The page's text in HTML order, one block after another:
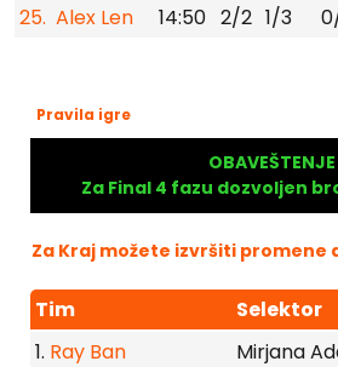
25. Alex Len 14:50 2/2 1/3
Pravila igre
OBAVEŠTENJE
Za Final 4 fazu dozvoljen
Za Kraj možete izvršiti promene
Tim Selektor
1. Ray Ban Mirjana